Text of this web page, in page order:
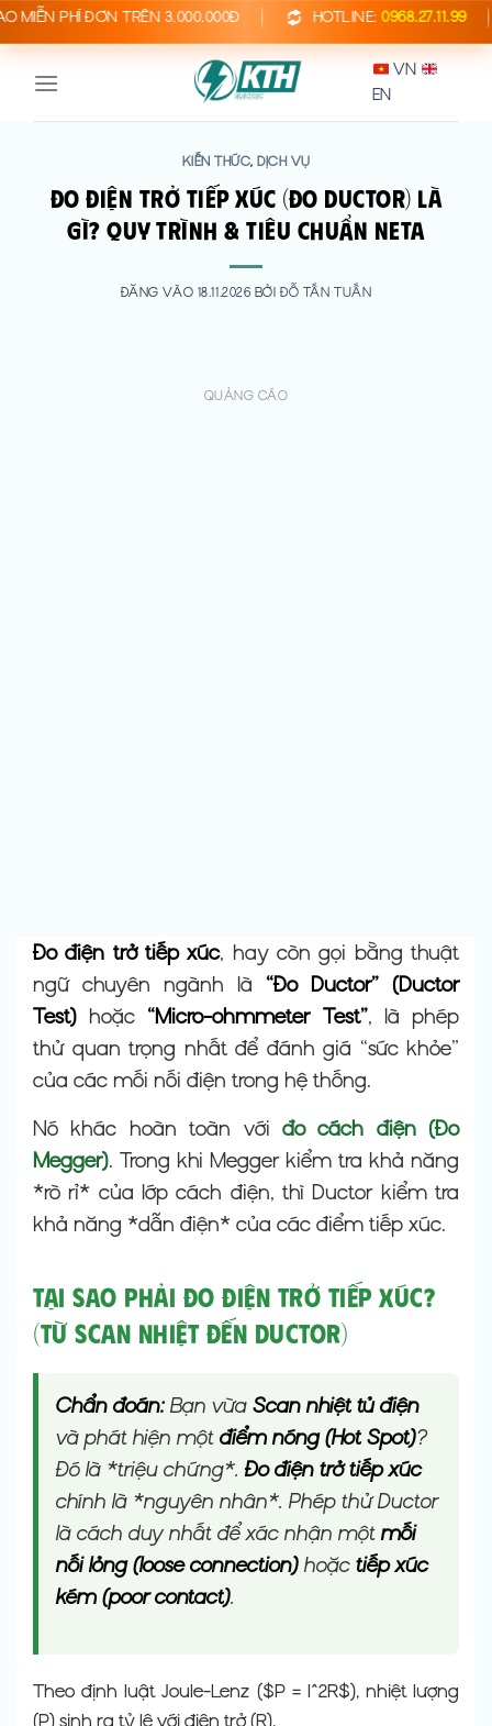
Bỏ
qua
PHÍ ĐƠN TRÊN 3.000.000Đ HOTLINE:0968.27.11.99
VN
EN
KIẾN THỨC, DỊCH VỤ
Đo Điện Trở Tiếp Xúc (Đo Ductor) Là
Gì? Quy Trình & Tiêu Chuẩn NETA
ĐĂNG VÀO 18.11.2026 BỞIĐỖ TẤN TUẤN
QUẢNG CÁO
Đo điện trở tiếp xúc, hay còn gọi bằng thuật
ngữ chuyên ngành là “Đo Ductor” (Ductor
Test) hoặc “Micro-ohmmeter Test”, là phép
thử quan trọng nhất để đánh giá “sức khỏe”
của các mối nối điện trong hệ thống.
Nó khác hoàn toàn với đo cách điện (Đo
Megger). Trong khi Megger kiểm tra khả năng
*rò rỉ* của lớp cách điện, thì Ductor kiểm tra
khả năng *dẫn điện* của các điểm tiếp xúc.
Tại Sao Phải Đo Điện Trở Tiếp Xúc?
(Từ Scan Nhiệt Đến Ductor)
Chẩn đoán:Bạn vừa Scan nhiệt tủ điện
và phát hiện một điểm nóng (Hot Spot)?
Đó là *triệu chứng*. Đo điện trở tiếp xúc
chính là *nguyên nhân*. Phép thử Ductor
là cách duy nhất để xác nhận một mối
nối lỏng (loose connection)hoặc tiếp xúc
kém (poor contact).
Theo định luật Joule-Lenz ($P = I^2R$), nhiệt lượng
(P) sinh ra tỷ lệ với điện trở (R).